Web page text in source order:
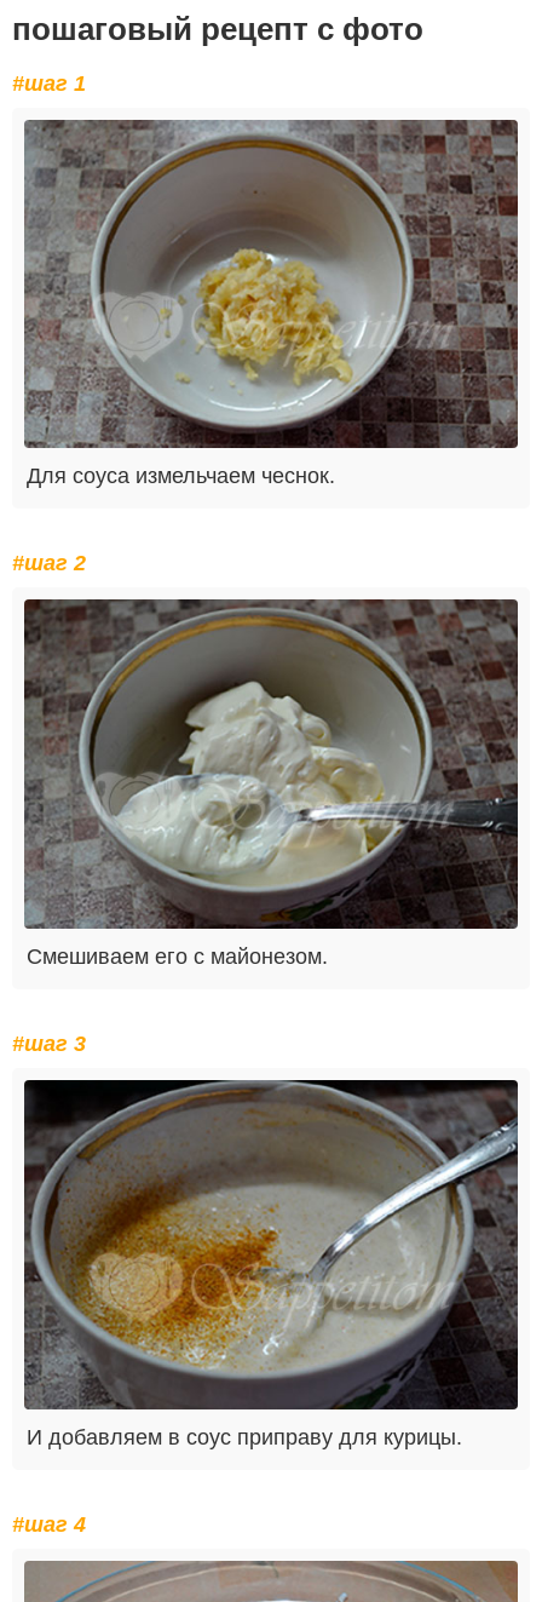
пошаговый рецепт с фото
#шаг 1
Для соуса измельчаем чеснок.
#шаг 2
Смешиваем его с майонезом.
#шаг 3
И добавляем в соус приправу для курицы.
#шаг 4